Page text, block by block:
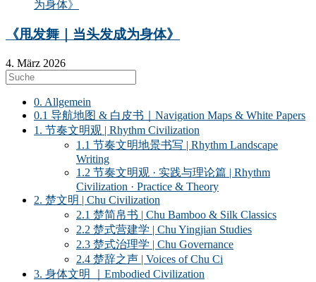
《甩发舞｜当头发成为身体》
4. März 2026
0. Allgemein
0.1 导航地图 & 白皮书｜Navigation Maps & White Papers
1. 节奏文明观 | Rhythm Civilization
1.1 节奏文明地景书写 | Rhythm Landscape
Writing
1.2 节奏文明观 · 实践与理论篇 | Rhythm
Civilization · Practice & Theory
2. 楚文明 | Chu Civilization
2.1 楚简帛书 | Chu Bamboo & Silk Classics
2.2 楚式营建学 | Chu Yingjian Studies
2.3 楚式治理学 | Chu Governance
2.4 楚辞之声 | Voices of Chu Ci
3. 身体文明 ｜Embodied Civilization